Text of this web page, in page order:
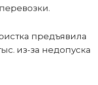
предъявила
из-за недопуска